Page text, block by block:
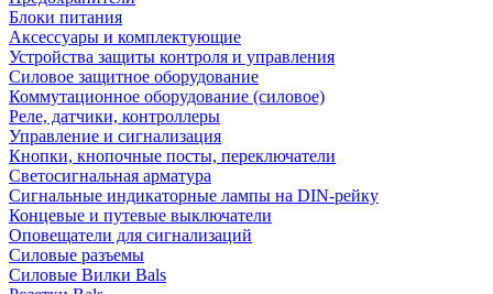
Блоки питания
Аксессуары и комплектующие
Устройства защиты контроля и управления
Силовое защитное оборудование
Коммутационное оборудование (силовое)
Реле, датчики, контроллеры
Управление и сигнализация
Кнопки, кнопочные посты, переключатели
Светосигнальная арматура
Сигнальные индикаторные лампы на DIN-рейку
Концевые и путевые выключатели
Оповещатели для сигнализаций
Силовые разъемы
Силовые Вилки Bals